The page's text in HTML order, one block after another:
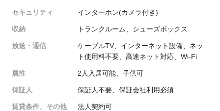
セキュリティ インターホン(カメラ付き)
収納 トランクルーム、シューズボックス
放送・通信
ケーブルTV、インターネット設備、ネッ
ト使用料不要、高速ネット対応、Wi-Fi
属性 2人入居可能、子供可
保証人 保証人不要、保証会社利用必須
賃貸条件、その他 法人契約可